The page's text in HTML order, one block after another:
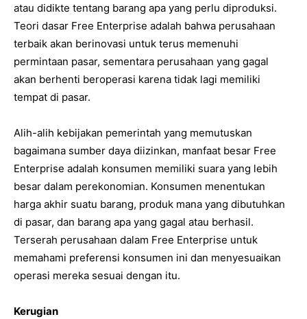
atau didikte tentang barang apa yang perlu diproduksi.
Teori dasar Free Enterprise adalah bahwa perusahaan
terbaik akan berinovasi untuk terus memenuhi
permintaan pasar, sementara perusahaan yang gagal
akan berhenti beroperasi karena tidak lagi memiliki
tempat di pasar.
Alih-alih kebijakan pemerintah yang memutuskan
bagaimana sumber daya diizinkan, manfaat besar Free
Enterprise adalah konsumen memiliki suara yang lebih
besar dalam perekonomian. Konsumen menentukan
harga akhir suatu barang, produk mana yang dibutuhkan
di pasar, dan barang apa yang gagal atau berhasil.
Terserah perusahaan dalam Free Enterprise untuk
memahami preferensi konsumen ini dan menyesuaikan
operasi mereka sesuai dengan itu.
Kerugian